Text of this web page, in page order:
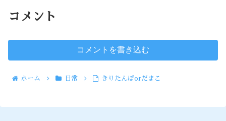
コメント
コメントを書き込む
ホーム 日常 きりたんぽorだまこ